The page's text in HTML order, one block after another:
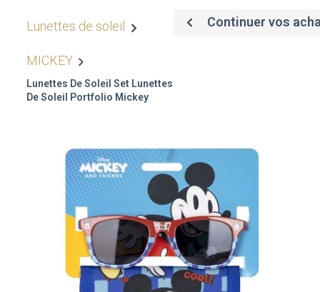
Lunettes de soleil
MICKEY
Lunettes De Soleil Set Lunettes
De Soleil Portfolio Mickey
Continuer vos